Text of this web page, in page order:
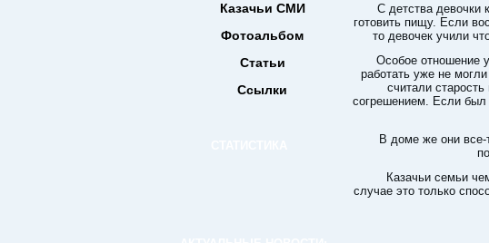
Казачьи СМИ
Фотоальбом
Статьи
Ссылки
С детства девочки
готовить пищу. Если
то девочек учили
Особое отношение
работать уже не
считали
согрешением. Если был
В доме же они все-
Казачьи семьи
случае это только